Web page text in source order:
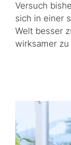
Versuch
sich in einer
Welt besser
wirksamer